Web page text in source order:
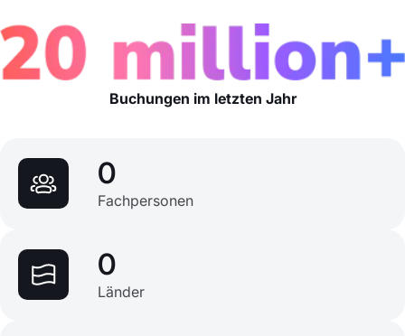
Buchungen im letzten Jahr
0
Fachpersonen
0
Länder